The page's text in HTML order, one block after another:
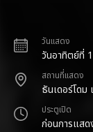
วันแสดง
วันอาทิตย์ที่
สถานที่แสดง
ธันเดอร์โดม
ประตูเปิด
ก่อนการแสด